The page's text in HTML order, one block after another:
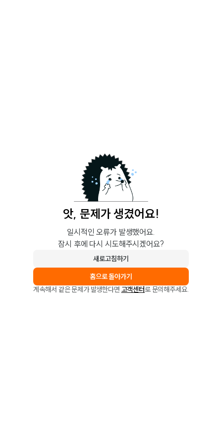
앗, 문제가 생겼어요!
일시적인 오류가 발생했어요.
잠시 후에 다시 시도해주시겠어요?
새로고침하기
홈으로 돌아가기
계속해서 같은 문제가 발생한다면 고객센터로 문의해주세요.